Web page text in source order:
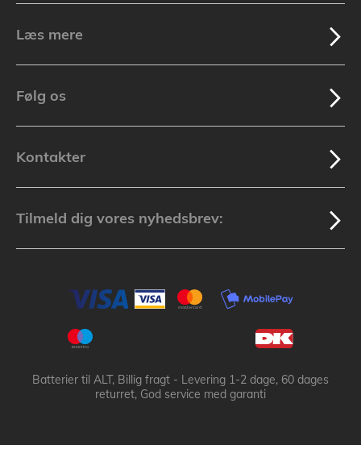
Læs mere
Følg os
Kontakter
Tilmeld dig vores nyhedsbrev:
Batterier til ALT, Billig fragt - Levering 1-2 dage, 60 dages
returret, God service med garanti